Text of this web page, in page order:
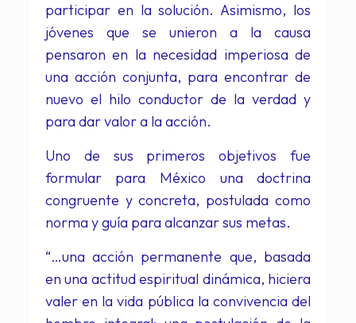
participar en la solución. Asimismo, los
jóvenes que se unieron a la causa
pensaron en la necesidad imperiosa de
una acción conjunta, para encontrar de
nuevo el hilo conductor de la verdad y
para dar valor a la acción.
Uno de sus primeros objetivos fue
formular para México una doctrina
congruente y concreta, postulada como
norma y guía para alcanzar sus metas.
“…una acción permanente que, basada
en una actitud espiritual dinámica, hiciera
valer en la vida pública la convivencia del